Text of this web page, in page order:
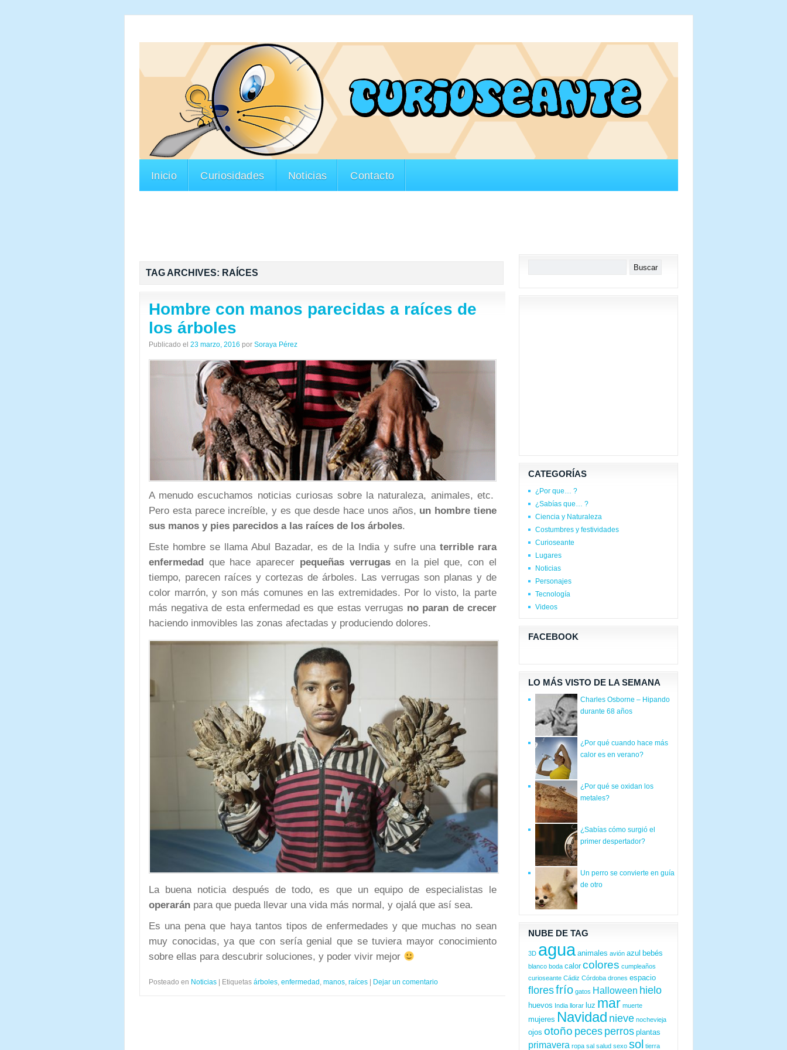
Inicio Curiosidades Noticias Contacto
TAG ARCHIVES: RAÍCES
Hombre con manos parecidas a raíces de
los árboles
Publicado el 23 marzo, 2016 por Soraya Pérez
A menudo escuchamos noticias curiosas sobre la naturaleza, animales, etc.
Pero esta parece increíble, y es que desde hace unos años, un hombre tiene
sus manos y pies parecidos a las raíces de los árboles.
Este hombre se llama Abul Bazadar, es de la India y sufre una terrible rara
enfermedad que hace aparecer pequeñas verrugasen la piel que, con el
tiempo, parecen raíces y cortezas de árboles. Las verrugas son planas y de
color marrón, y son más comunes en las extremidades. Por lo visto, la parte
más negativa de esta enfermedad es que estas verrugas no paran de crecer
haciendo inmovibles las zonas afectadas y produciendo dolores.
La buena noticia después de todo, es que un equipo de especialistas le
operarán para que pueda llevar una vida más normal, y ojalá que así sea.
Es una pena que haya tantos tipos de enfermedades y que muchas no sean
muy conocidas, ya que con sería genial que se tuviera mayor conocimiento
sobre ellas para descubrir soluciones, y poder vivir mejor
Posteado en Noticias | Etiquetas árboles, enfermedad, manos, raíces | Dejar un comentario
CATEGORÍAS
¿Por que… ?
¿Sabías que… ?
Ciencia y Naturaleza
Costumbres y festividades
Curioseante
Lugares
Noticias
Personajes
Tecnología
Videos
FACEBOOK
LO MÁS VISTO DE LA SEMANA
Charles Osborne – Hipando
durante 68 años
¿Por qué cuando hace más
calor es en verano?
¿Por qué se oxidan los
metales?
¿Sabías cómo surgió el
primer despertador?
Un perro se convierte en guía
de otro
NUBE DE TAG
3D agua animales avión azul bebés
blanco boda calor colores cumpleaños
curioseante Cádiz Córdoba drones espacio
floresfrío gatos Halloween hielo
huevos India llorar luz mar muerte
mujeres Navidad nieve nochevieja
ojos otoño peces perros plantas
primavera ropa sal salud sexo sol tierra